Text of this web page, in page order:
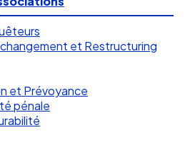
et Restructuring
et Prévoyance
pénale